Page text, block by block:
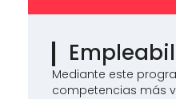
Mediante este
competencias más